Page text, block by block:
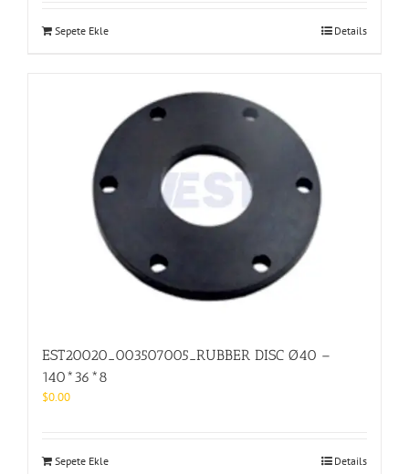
Sepete Ekle Details
EST20020_003507005_RUBBER DISC Ø40 –
140*36*8
$0.00
Sepete Ekle Details